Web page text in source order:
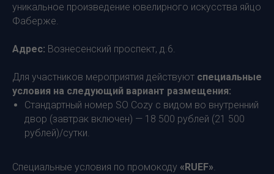
уникальное произведение ювелирного искусства яйцо
Фаберже.
Адрес: Вознесенский проспект, д.6.
Для участников мероприятия действуют специальные
условия на следующий вариант размещения:
Стандартный номер SO Cozy с видом во внутренний
двор (завтрак включен) — 18 500 рублей (21 500
рублей)/сутки.
Специальные условия по промокоду «RUEF».